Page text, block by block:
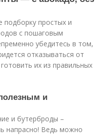
подборку простых и
с пошаговым
убедитесь в том,
отказываться от
их из правильных
и
и бутерброды –
напрасно! Ведь можно